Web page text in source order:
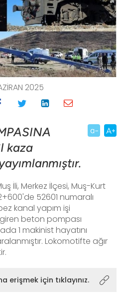
2025
kaza
İli, Merkez İlçesi, Muş-Kurt
52601 numaralı
kanal yapım işi
beton pompası
1 makinist hayatını
Lokomotifte ağır
erişmek için tıklayınız.